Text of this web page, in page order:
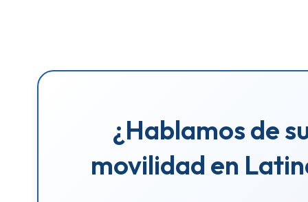
¿Hablamos de
movilidad en